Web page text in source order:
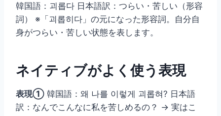
韓国語：괴롭다 日本語訳：つらい・苦しい（形容
詞） ※「괴롭히다」の元になった形容詞。自分自
身がつらい・苦しい状態を表します。
ネイティブがよく使う表現
表現① 韓国語：왜 나를 이렇게 괴롭혀? 日本語
訳：なんでこんなに私を苦しめるの？ → 実はこ